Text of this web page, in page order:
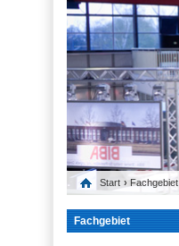
Start › Fachgebiet
Fachgebiet